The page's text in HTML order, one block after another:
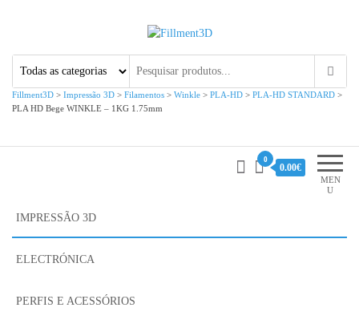
Fillment3D
Fillment3D > Impressão 3D > Filamentos > Winkle > PLA-HD > PLA-HD STANDARD >
PLA HD Bege WINKLE – 1KG 1.75mm
MEN
U
0
0.00€
IMPRESSÃO 3D
ELECTRÓNICA
PERFIS E ACESSÓRIOS